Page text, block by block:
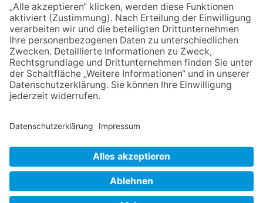
Weinzeit begeistert die
Burgstadt
06.08.2026
„Rock auf der Burg“ lässt
Königstein beben
06.08.2026
Nachhaltigkeits-Akteure
vernetzen sich
NACH OBEN
Datenschutz Netiquette FAQ